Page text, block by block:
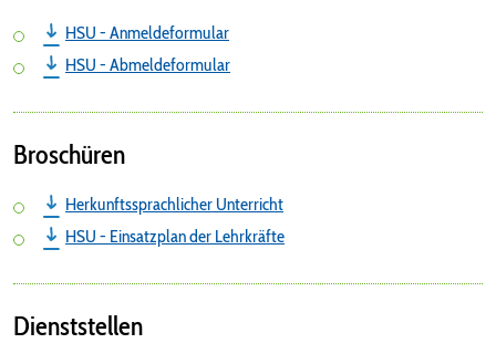
HSU - Anmeldeformular
HSU - Abmeldeformular
Broschüren
Herkunftssprachlicher Unterricht
HSU - Einsatzplan der Lehrkräfte
Dienststellen